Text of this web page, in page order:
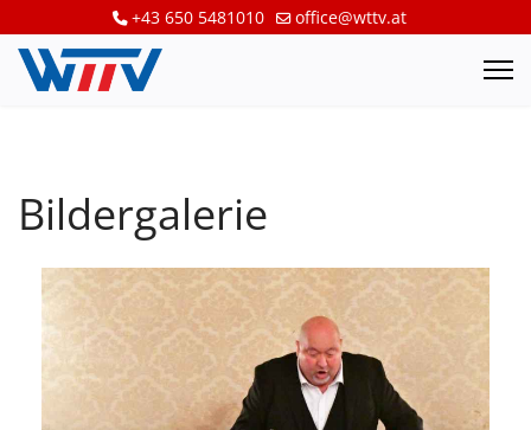
+43 650 5481010 office@wttv.at
Bildergalerie